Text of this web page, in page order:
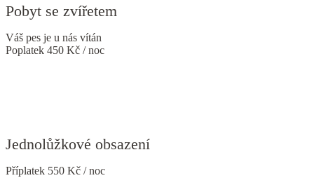
Pobyt se zvířetem
Váš pes je u nás vítán
Poplatek 450 Kč / noc
Jednolůžkové obsazení
Příplatek 550 Kč / noc